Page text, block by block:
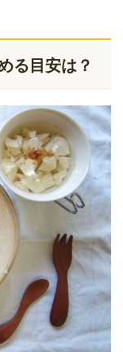
る目安は？